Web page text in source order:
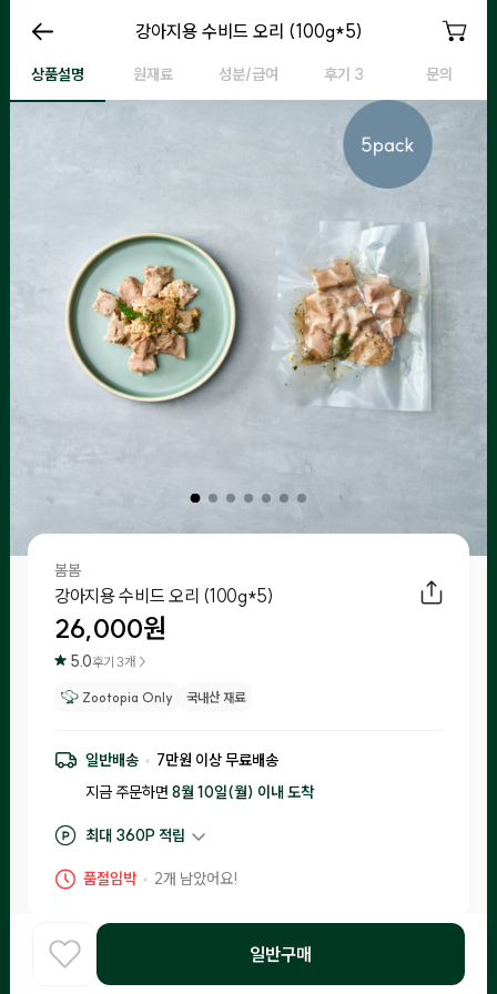
강아지용 수비드 오리 (100g*5)
강아지용 수비드 오리 (100g*5)
상품설명 원재료 성분/급여 후기 3 문의
강아지용 수비드 오리 (100g*5)
봄봄
강아지용 수비드 오리 (100g*5)
26,000원
5.0후기 3개 >
Zootopia Only 국내산 재료
일반배송 7만원 이상 무료배송
지금 주문하면 8월 10일(월) 이내 도착
최대 360P 적립
후기 작성 시 최대360P 적립
품절임박 2개 남았어요!
주토피아프레시 소비 보장제
홈
일반구매